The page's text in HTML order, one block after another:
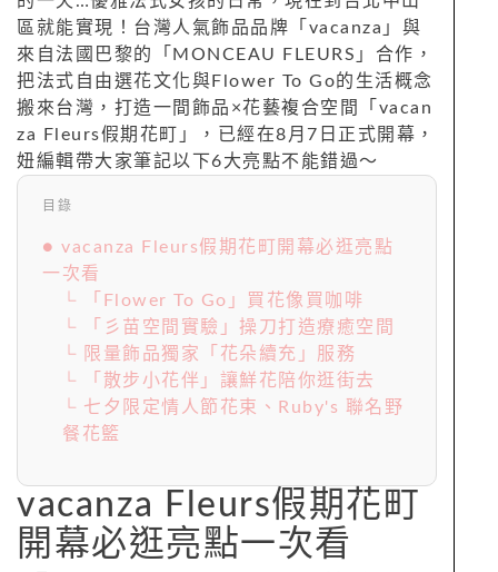
區就能實現！台灣人氣飾品品牌「vacanza」與
來自法國巴黎的「MONCEAU FLEURS」合作，
把法式自由選花文化與Flower To Go的生活概念
搬來台灣，打造一間飾品×花藝複合空間「vacan
za Fleurs假期花町」，已經在8月7日正式開幕，
妞編輯帶大家筆記以下6大亮點不能錯過～
目錄
● vacanza Fleurs假期花町開幕必逛亮點
一次看
└ 「Flower To Go」買花像買咖啡
└ 「彡苗空間實驗」操刀打造療癒空間
└ 限量飾品獨家「花朵續充」服務
└ 「散步小花伴」讓鮮花陪你逛街去
└ 七夕限定情人節花束、Ruby's 聯名野
餐花籃
vacanza Fleurs假期花町
開幕必逛亮點一次看